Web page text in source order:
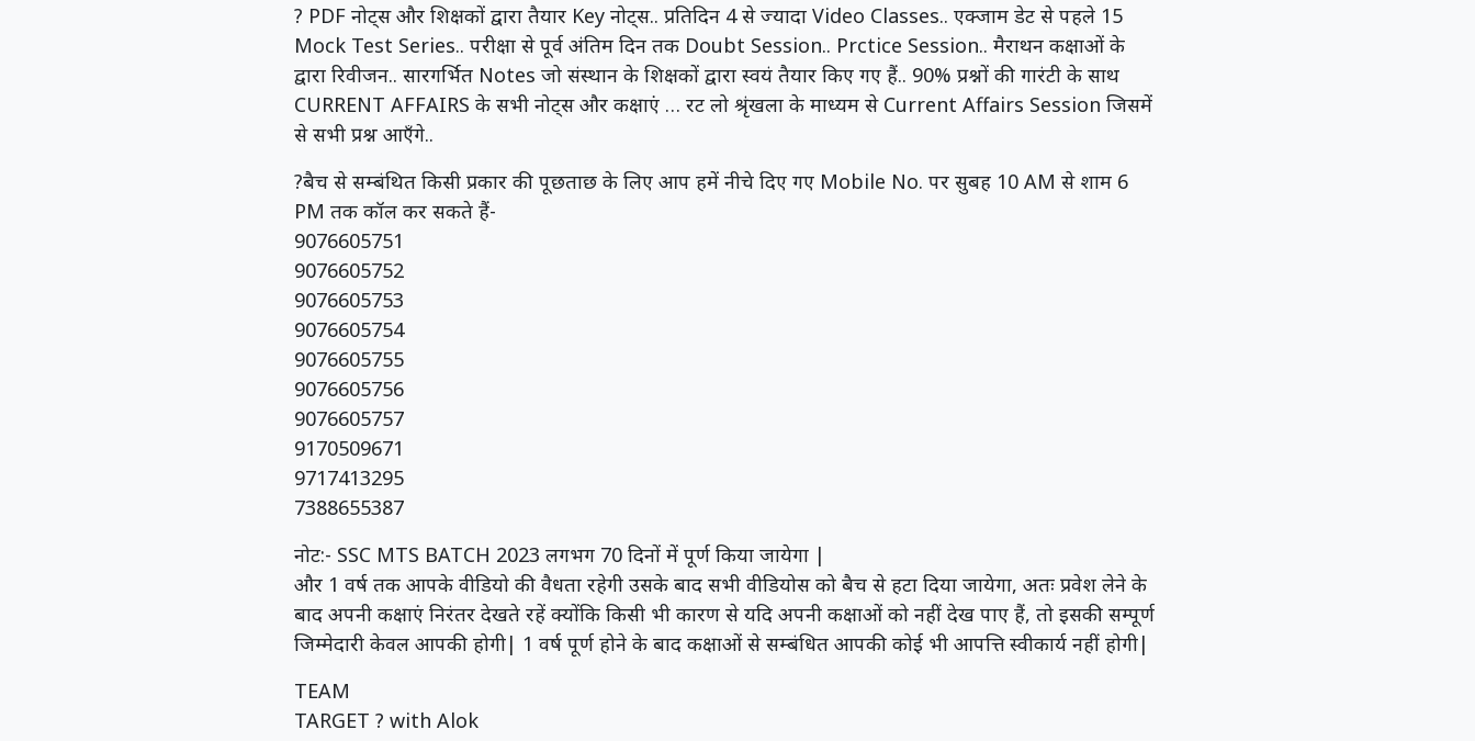
? PDF नोट्स और शिक्षकों द्वारा तैयार Key नोट्स.. प्रतिदिन 4 से ज्यादा Video Classes.. एक्जाम डेट से पहले 15
Mock Test Series.. परीक्षा से पूर्व अंतिम दिन तक Doubt Session.. Prctice Session.. मैराथन कक्षाओं के
द्वारा रिवीजन.. सारगर्भित Notes जो संस्थान के शिक्षकों द्वारा स्वयं तैयार किए गए हैं.. 90% प्रश्नों की गारंटी के साथ
CURRENT AFFAIRS के सभी नोट्स और कक्षाएं … रट लो श्रृंखला के माध्यम से Current Affairs Session जिसमें
से सभी प्रश्न आएँगे..
?बैच से सम्बंथित किसी प्रकार की पूछताछ के लिए आप हमें नीचे दिए गए Mobile No. पर सुबह 10 AM से शाम 6
PM तक कॉल कर सकते हैं-
9076605751
9076605752
9076605753
9076605754
9076605755
9076605756
9076605757
9170509671
9717413295
7388655387
नोट:- SSC MTS BATCH 2023 लगभग 70 दिनों में पूर्ण किया जायेगा |
और 1 वर्ष तक आपके वीडियो की वैधता रहेगी उसके बाद सभी वीडियोस को बैच से हटा दिया जायेगा, अतः प्रवेश लेने के
बाद अपनी कक्षाएं निरंतर देखते रहें क्योंकि किसी भी कारण से यदि अपनी कक्षाओं को नहीं देख पाए हैं, तो इसकी सम्पूर्ण
जिम्मेदारी केवल आपकी होगी| 1 वर्ष पूर्ण होने के बाद कक्षाओं से सम्बंधित आपकी कोई भी आपत्ति स्वीकार्य नहीं होगी|
TEAM
TARGET ? with Alok